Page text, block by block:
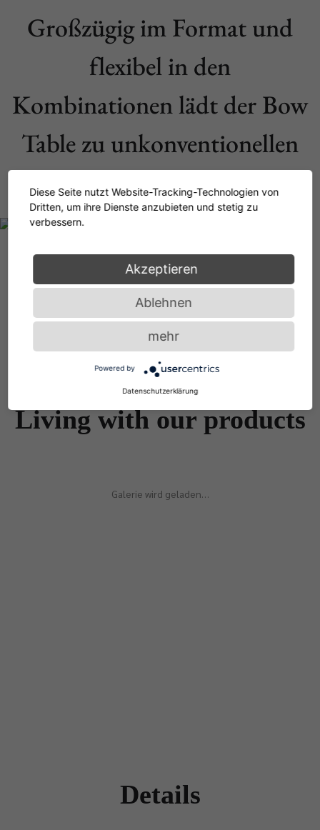
Großzügig im Format und
flexibel in den
Kombinationen lädt der Bow
Table zu unkonventionellen
Raumlösungen ein. Souverän.
Living with our products
Galerie wird geladen…
Details
Diese Seite nutzt Website-Tracking-Technologien von
Dritten, um ihre Dienste anzubieten und stetig zu
verbessern.
Akzeptieren
Ablehnen
mehr
Powered by
Datenschutzerklärung